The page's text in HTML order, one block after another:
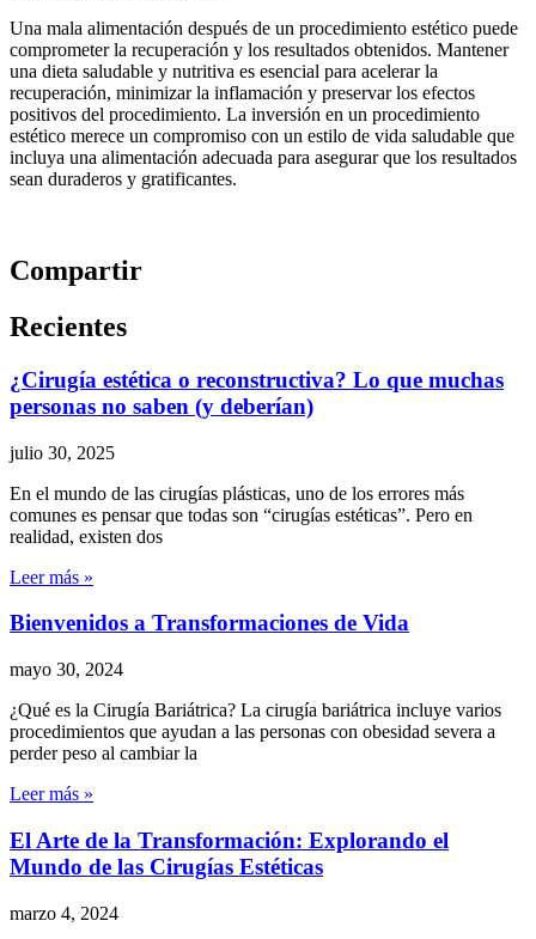
Una mala alimentación después de un procedimiento estético puede
comprometer la recuperación y los resultados obtenidos. Mantener
una dieta saludable y nutritiva es esencial para acelerar la
recuperación, minimizar la inflamación y preservar los efectos
positivos del procedimiento. La inversión en un procedimiento
estético merece un compromiso con un estilo de vida saludable que
incluya una alimentación adecuada para asegurar que los resultados
sean duraderos y gratificantes.
Compartir
Recientes
¿Cirugía estética o reconstructiva? Lo que muchas
personas no saben (y deberían)
julio 30, 2025
En el mundo de las cirugías plásticas, uno de los errores más
comunes es pensar que todas son “cirugías estéticas”. Pero en
realidad, existen dos
Leer más »
Bienvenidos a Transformaciones de Vida
mayo 30, 2024
¿Qué es la Cirugía Bariátrica? La cirugía bariátrica incluye varios
procedimientos que ayudan a las personas con obesidad severa a
perder peso al cambiar la
Leer más »
El Arte de la Transformación: Explorando el
Mundo de las Cirugías Estéticas
marzo 4, 2024